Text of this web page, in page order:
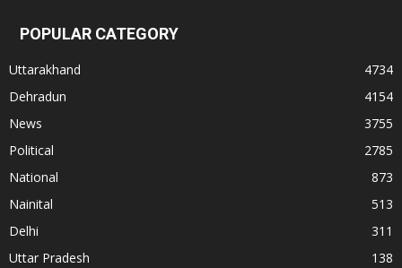
POPULAR CATEGORY
Uttarakhand
4734
Dehradun
4154
News
3755
Political
2785
National
873
Nainital
513
Delhi
311
Uttar Pradesh
138